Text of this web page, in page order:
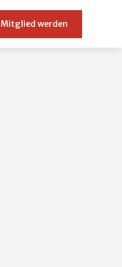
Mitglied werden